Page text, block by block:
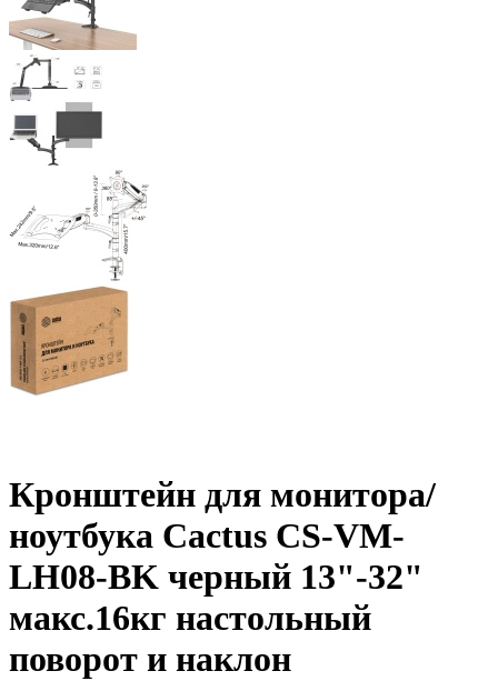
Кронштейн для монитора/
ноутбука Cactus CS-VM-
LH08-BK черный 13"-32"
макс.16кг настольный
поворот и наклон